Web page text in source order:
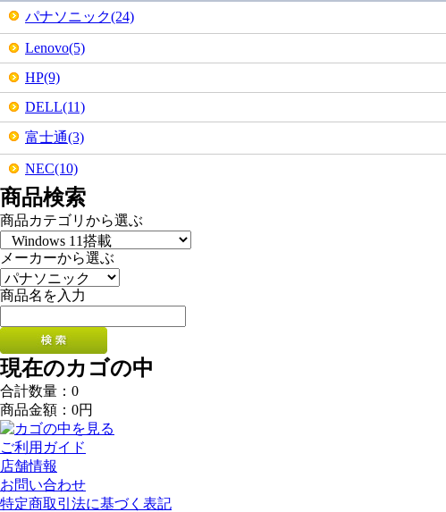
パナソニック(24)
Lenovo(5)
HP(9)
DELL(11)
富士通(3)
NEC(10)
商品検索
商品カテゴリから選ぶ
メーカーから選ぶ
商品名を入力
現在のカゴの中
合計数量： 0
商品金額： 0円
ご利用ガイド
店舗情報
お問い合わせ
特定商取引法に基づく表記